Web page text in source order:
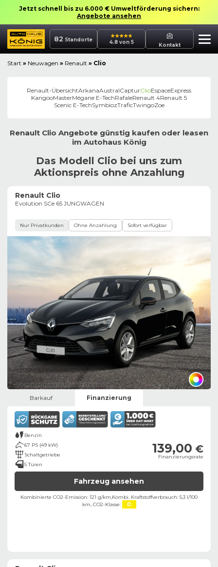
Jetzt schnell bis zu 6.000 € Umweltförderung sichern:
Angebote ansehen
82 Standorte 4.8 von 5 Kontakt
Start » Neuwagen » Renault » Clio
Renault-ÜbersichtArkanaAustralCapturClioEspaceExpress
KangooMasterMégane E-TechRafaleRenault 4Renault 5
Scenic E-TechSymbiozTraficTwingoZoe
Renault Clio Angebote günstig kaufen oder leasen
im Autohaus König
Das Modell Clio bei uns zum
Aktionspreis ohne Anzahlung
Renault Clio
Evolution SCe 65 JUNGWAGEN
Nur Privatkunden Ohne Anzahlung Sofort verfügbar
Bild zeigt Beispielabbildung des Fahrzeugs
Barkauf Finanzierung
Benzin
67 PS (49 kW)
Schaltgetriebe
5 Türen
139,00 €
Finanzierungsrate
Fahrzeug ansehen
Kombinierte CO2-Emission: 121 g/km,Kombi. Kraftstoffverbrauch: 5,3 l/100
km, CO2-Klasse: D